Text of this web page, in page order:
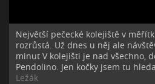
Největší pečecké kolejiště v
rozrůstá. Už dnes u něj ale
minut V kolejišti je nad všechno,
Pendolino. Jen kočky jsem tu
Ležák